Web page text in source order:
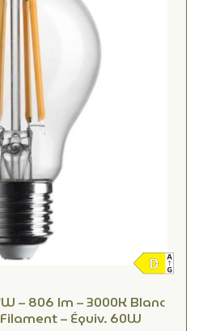
– 806 lm – 3000K Blanc
– Équiv. 60W